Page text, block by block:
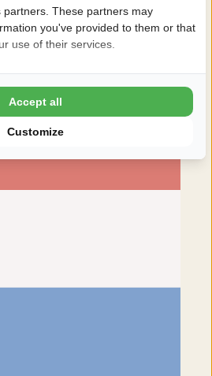
supernetjes sanitair (de douche
Een verstelbare douchekop
zachter gezet kan worden, zou
These partners may
you've provided to them or that
use of their services.
Customize
Accept all